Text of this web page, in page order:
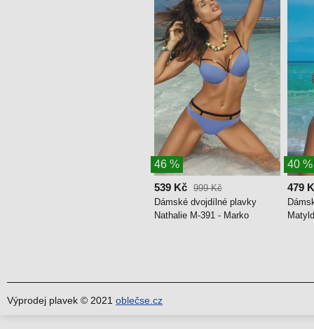
46 %
539 Kč 999 Kč
Dámské dvojdílné plavky
Nathalie M-391 - Marko
40 %
479
Výprodej plavek © 2021 oblečse.cz